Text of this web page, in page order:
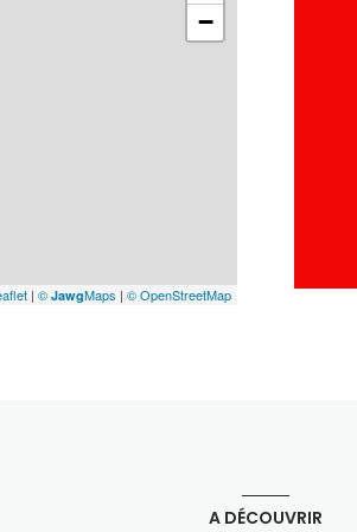
−
| © JawgMaps | © OpenStreetMap
A DÉCOUVRIR